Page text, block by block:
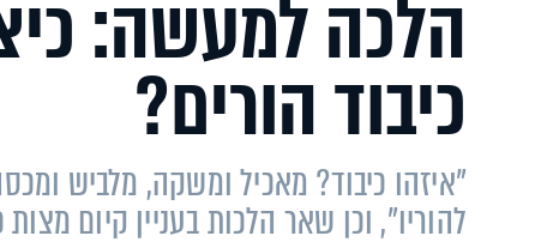
הלכה למעשה:
כיבוד הורים?
"איזהו כיבוד? מאכיל ומשקה, מלביש
להוריו", וכן שאר הלכות בעניין קיום